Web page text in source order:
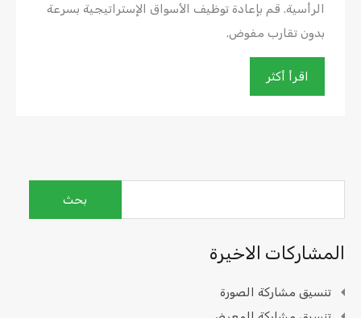
الرأسية. قم بإعادة توظيف الأسواق الإستراتيجية بسرعة
بدون تقارب مفوض.
اقرأ أكثر
المشاركات الاخيرة
تنسيق مشاركة الصورة